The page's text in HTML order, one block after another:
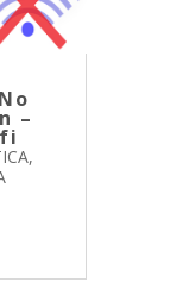
–
,